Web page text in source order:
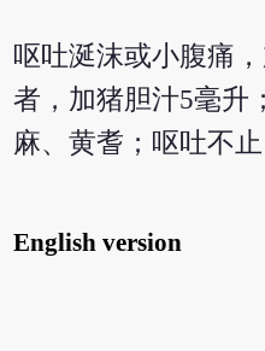
呕吐涎沫或小腹痛
者，加猪胆汁5毫升
麻、黄耆；呕吐不止
English version